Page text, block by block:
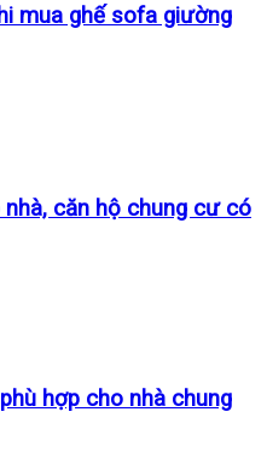
mua ghế sofa giường
căn hộ chung cư có
hợp cho nhà chung